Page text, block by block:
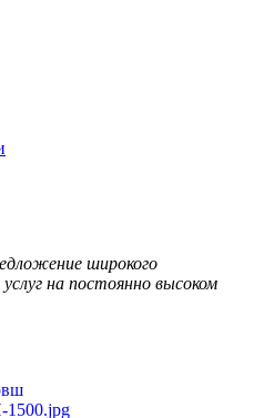
широкого
на постоянно высоком